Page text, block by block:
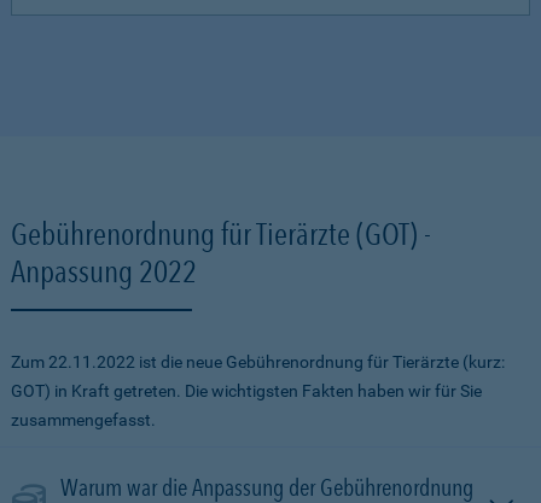
Gebührenordnung für Tierärzte (GOT) -
Anpassung 2022
Zum 22.11.2022 ist die neue Gebührenordnung für Tierärzte (kurz:
GOT) in Kraft getreten. Die wichtigsten Fakten haben wir für Sie
zusammengefasst.
Warum war die Anpassung der Gebührenordnung